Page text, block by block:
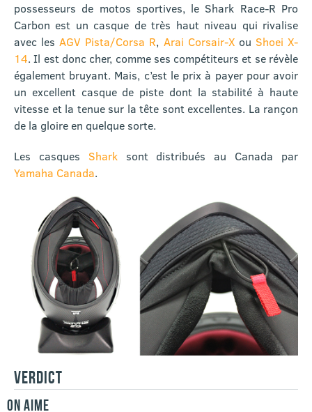
possesseurs de motos sportives, le Shark Race-R Pro
Carbon est un casque de très haut niveau qui rivalise
avec lesAGV Pista/Corsa R, Arai Corsair-Xou Shoei X-
14. Il est donc cher, comme ses compétiteurs et se révèle
également bruyant. Mais, c’est le prix à payer pour avoir
un excellent casque de piste dont la stabilité à haute
vitesse et la tenue sur la tête sont excellentes. La rançon
de la gloire en quelque sorte.
Les casques Sharksont distribués au Canada par
Yamaha Canada.
VERDICT
ON AIME